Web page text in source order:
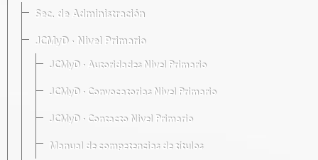
Sec. de Administración
JCMyD · Nivel Primario
JCMyD · Autoridades Nivel Primario
JCMyD · Convocatorias Nivel Primario
JCMyD · Contacto Nivel Primario
Manual de competencias de títulos